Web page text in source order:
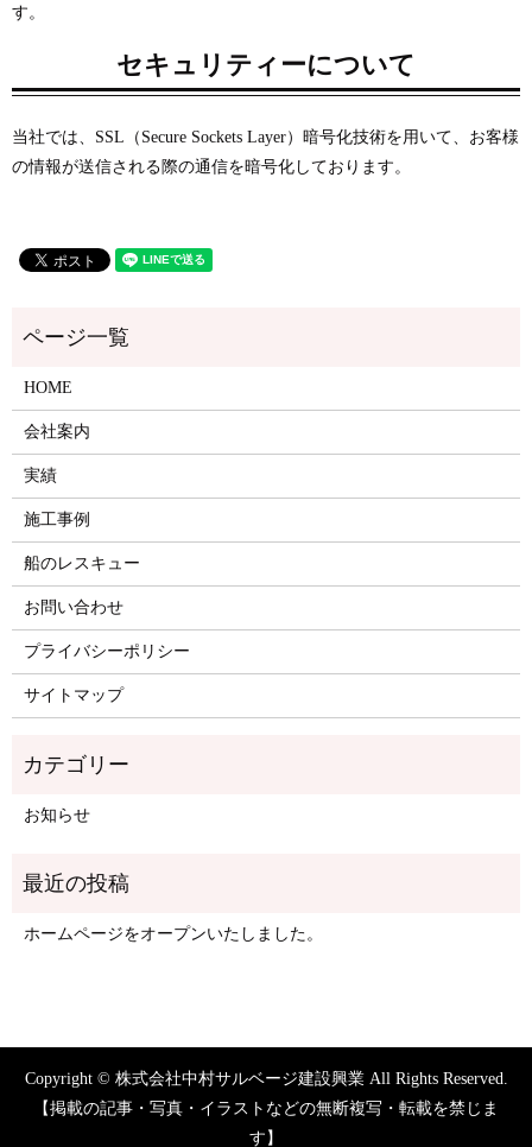
す。
セキュリティーについて
当社では、SSL（Secure Sockets Layer）暗号化技術を用いて、お客様
の情報が送信される際の通信を暗号化しております。
HOME
会社案内
実績
施工事例
船のレスキュー
お問い合わせ
プライバシーポリシー
サイトマップ
お知らせ
ホームページをオープンいたしました。
Copyright © 株式会社中村サルベージ建設興業 All Rights Reserved.
【掲載の記事・写真・イラストなどの無断複写・転載を禁じま
す】